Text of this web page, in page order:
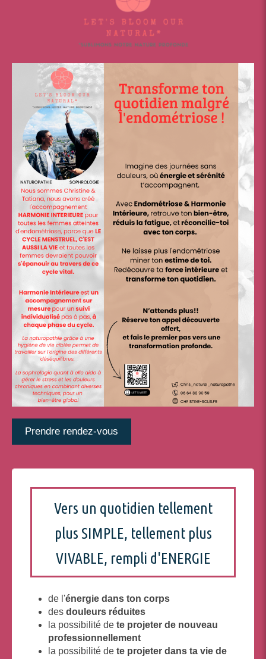
Prendre rendez-vous
Vers un quotidien tellement
plus SIMPLE, tellement plus
VIVABLE, rempli d'ENERGIE
de l'énergie dans ton corps
des douleurs réduites
la possibilité de te projeter de nouveau
professionnellement
la possibilité de te projeter dans ta vie de